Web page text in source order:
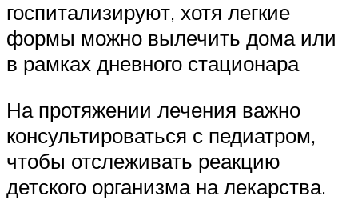
госпитализируют, хотя легкие
формы можно вылечить дома или
в рамках дневного стационара
На протяжении лечения важно
консультироваться с педиатром,
чтобы отслеживать реакцию
детского организма на лекарства.